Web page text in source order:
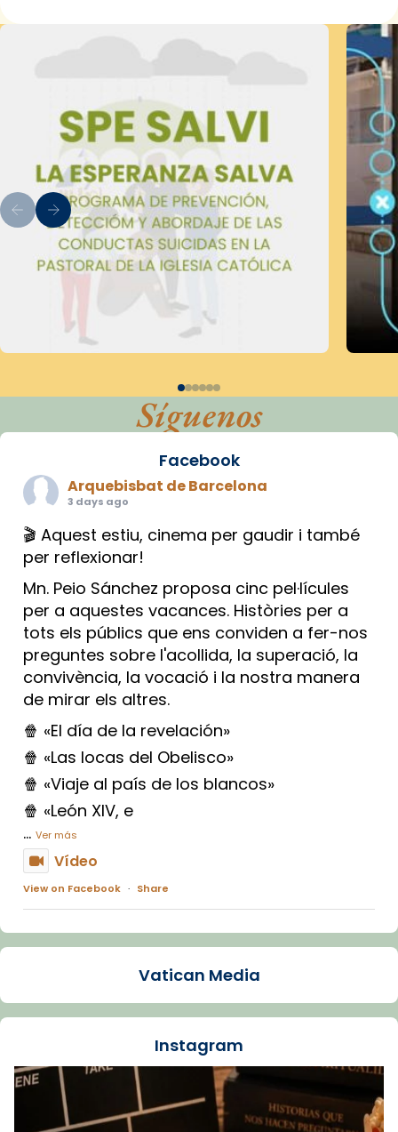
Síguenos
Facebook
Arquebisbat de Barcelona
3 days ago
🎬 Aquest estiu, cinema per gaudir i també
per reflexionar!
Mn. Peio Sánchez proposa cinc pel·lícules
per a aquestes vacances. Històries per a
tots els públics que ens conviden a fer-nos
preguntes sobre l'acollida, la superació, la
convivència, la vocació i la nostra manera
de mirar els altres.
🍿 «El día de la revelación»
🍿 «Las locas del Obelisco»
🍿 «Viaje al país de los blancos»
🍿 «León XIV, e
... Ver más
Vídeo
View on Facebook · Share
Arquebisbat de Barcelona
La Carmina va patir depressió. Fa gairebé
dos mesos, a l'Estadi Lluís Companys, la
Recupera l'entrevista comp
Vatican
tican News 👇
Vatican Media
Instagram